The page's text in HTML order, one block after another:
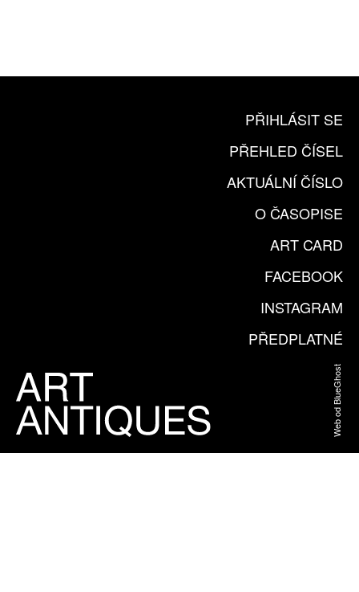
PŘIHLÁSIT SE
PŘEHLED ČÍSEL
AKTUÁLNÍ ČÍSLO
O ČASOPISE
ART CARD
FACEBOOK
INSTAGRAM
PŘEDPLATNÉ
Web od BlueGhost